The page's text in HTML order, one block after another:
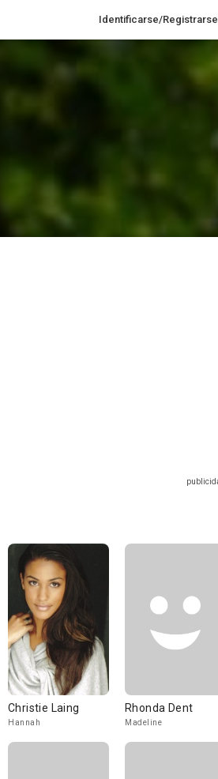
Identificarse/Registrarse
Christie Laing
Hannah
Rhonda Dent
Madeline